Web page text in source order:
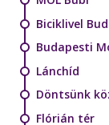
Biciklivel
Budapesti
Lánchíd
Döntsünk
Flórián tér